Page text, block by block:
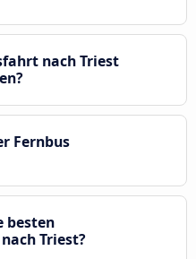
nach Triest
Fernbus
besten
Triest?